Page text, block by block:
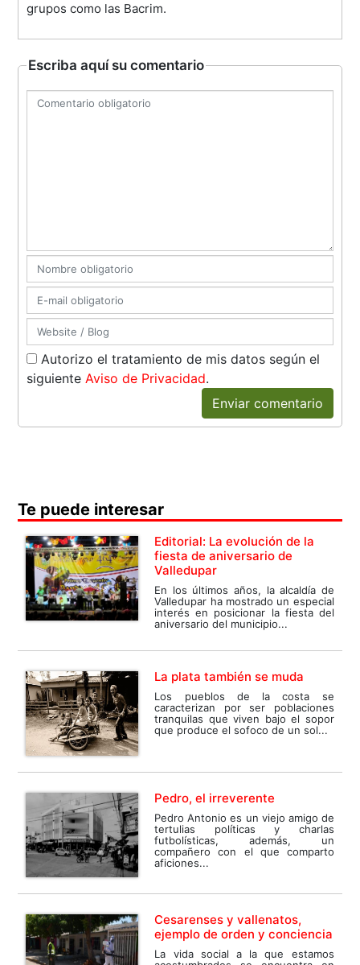
grupos como las Bacrim.
Escriba aquí su comentario
Autorizo el tratamiento de mis datos según el
siguienteAviso de Privacidad.
Enviar comentario
Te puede interesar
Editorial: La evolución de la
fiesta de aniversario de
Valledupar
En los últimos años, la alcaldía de
Valledupar ha mostrado un especial
interés en posicionar la fiesta del
aniversario del municipio...
La plata también se muda
Los pueblos de la costa se
caracterizan por ser poblaciones
tranquilas que viven bajo el sopor
que produce el sofoco de un sol...
Pedro, el irreverente
Pedro Antonio es un viejo amigo de
tertulias políticas y charlas
futbolísticas, además, un
compañero con el que comparto
aficiones...
Cesarenses y vallenatos,
ejemplo de orden y conciencia
La vida social a la que estamos